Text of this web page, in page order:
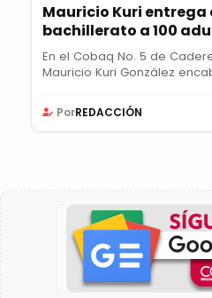
Mauricio Kuri
bachillerato a 100
En el Cobaq No. 5 de
Mauricio Kuri González
PorREDACCIÓN